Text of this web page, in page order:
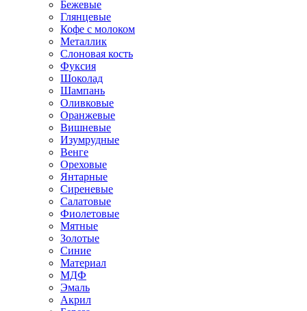
Бежевые
Глянцевые
Кофе с молоком
Металлик
Слоновая кость
Фуксия
Шоколад
Шампань
Оливковые
Оранжевые
Вишневые
Изумрудные
Венге
Ореховые
Янтарные
Сиреневые
Салатовые
Фиолетовые
Мятные
Золотые
Синие
Материал
МДФ
Эмаль
Акрил